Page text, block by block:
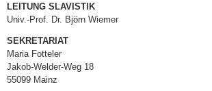
LEITUNG SLAVISTIK
Univ.-Prof. Dr. Björn Wiemer
SEKRETARIAT
Maria Fotteler
Jakob-Welder-Weg 18
55099 Mainz